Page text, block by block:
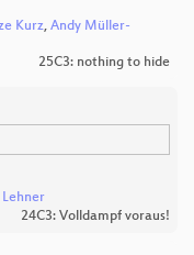
Kurz, Andy Müller-
25C3: nothing to hide
24C3: Volldampf voraus!